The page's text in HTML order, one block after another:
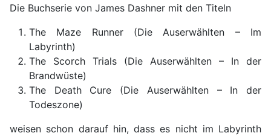
Die Buchserie von James Dashner mit den Titeln
The Maze Runner (Die Auserwählten – Im
Labyrinth)
The Scorch Trials (Die Auserwählten – In der
Brandwüste)
The Death Cure (Die Auserwählten – In der
Todeszone)
weisen schon darauf hin, dass es nicht im Labyrinth